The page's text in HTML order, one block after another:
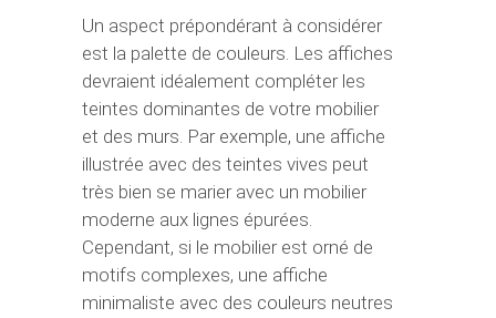
Un aspect prépondérant à considérer
est la palette de couleurs. Les affiches
devraient idéalement compléter les
teintes dominantes de votre mobilier
et des murs. Par exemple, une affiche
illustrée avec des teintes vives peut
très bien se marier avec un mobilier
moderne aux lignes épurées.
Cependant, si le mobilier est orné de
motifs complexes, une affiche
minimaliste avec des couleurs neutres